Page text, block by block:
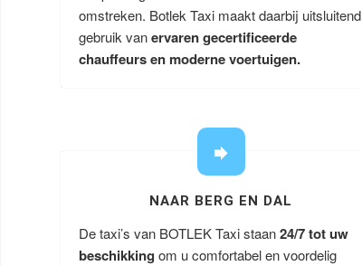
omstreken. Botlek Taxi maakt daarbij uitsluitend
gebruik vanervaren gecertificeerde
chauffeurs en moderne voertuigen.
NAAR BERG EN DAL
De taxi’s van BOTLEK Taxi staan24/7 tot uw
beschikking om u comfortabel en voordelig